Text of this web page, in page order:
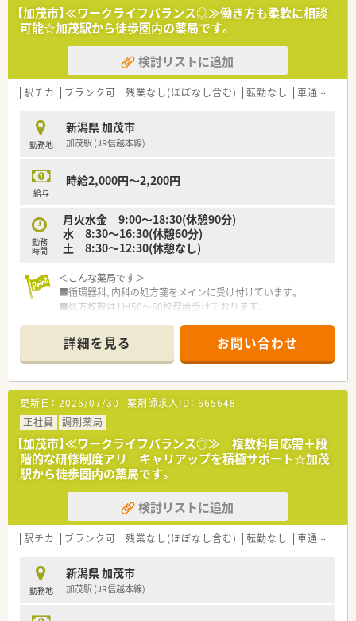
【加茂市】≪ワークライフバランス◎≫働き方も柔軟に相談
可能☆加茂駅から徒歩圏内の薬局です。
検討リストに追加
駅チカ ブランク可 残業なし(ほぼなし含む) 転勤なし 車通勤可
勤務地
新潟県 加茂市
加茂駅 (JR信越本線)
給与
時給2,000円～2,200円
勤務
時間
月火水金 9:00～18:30(休憩90分)
水 8:30～16:30(休憩60分)
土 8:30～12:30(休憩なし)
＜こんな薬局です＞
■循環器科, 内科の処方箋をメインに受け付けています。
■処方枚数は1日50～60枚程度受けております。
＜地域活動に力を入れています！＞
■地域の高齢化に伴う大きな課題である「在宅医療」を推進して
います。セルフメディケーションを通し、地域の健康づくりに貢
献しています。
■新潟県内で行われている地域の子どもたちを応援する活動を
支援しています。
■保育園での「読み聞かせ」イベントなどを実施するなど、社会
貢献活動にも積極的に参加しています。
＜キャリアアップを支援いたします＞
■新入薬剤師研修では、薬剤師としての実務研修を行うととも
に、企業で働くためのマナーやルールも学ぶことができます。
■入社後数年を経た中堅薬剤師には、リーダーとしての力をつけ
るためのキャリアアップ研修を実施します。
による新製剤の説明会など、恒常的にスキルアップができる環境
を整えています。
■大学薬学部で行われる生涯講座等を受講したいと望む薬剤師
詳細を見る お問い合わせ
更新日： 2026/07/30 薬剤師求人ID： 665648
正社員
調剤薬局
【加茂市】≪ワークライフバランス◎≫ 複数科目応需＋段
階的な研修制度アリ キャリアップを積極サポート☆加茂
駅から徒歩圏内の薬局です。
検討リストに追加
駅チカ ブランク可 残業なし(ほぼなし含む) 転勤なし 車通勤可
勤務地
新潟県 加茂市
加茂駅 (JR信越本線)